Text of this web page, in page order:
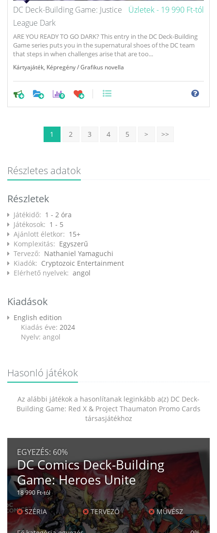
Üzletek - 19 990 Ft-tól
DC Deck-Building Game: Justice
League Dark
ARE YOU READY TO GO DARK? This entry in the DC Deck-Building
Game series puts you in the supernatural shoes of the DC team
that steps in when challenges arise that are too...
Kártyajáték Képregény / Grafikus novella
0
1 2 3 4 5 > >>
Részletes adatok
Részletek
Játékidő: 1 - 2 óra
Játékosok: 1 - 5
Ajánlott életkor: 15+
Komplexitás: Egyszerű
Tervező: Nathaniel Yamaguchi
Kiadók: Cryptozoic Entertainment
Elérhető nyelvek: angol
Kiadások
English edition
Kiadás éve: 2024
Nyelv: angol
Hasonló játékok
Az alábbi játékok a hasonlítanak leginkább a(z) DC Deck-
Building Game: Red X & Project Thaumaton Promo Cards
társasjátékhoz
EGYEZÉS: 60%
DC Comics Deck-Building
Game: Heroes Unite
18 990 Ft-tól
SZÉRIA TERVEZŐ MŰVÉSZ